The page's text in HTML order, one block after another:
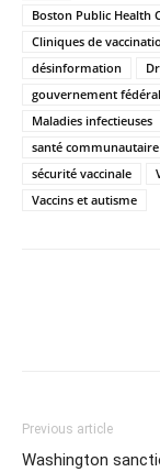
Boston Public Health
Cliniques de
désinformation
gouvernement fédéral
Maladies infectieuses
santé communautaire
sécurité vaccinale
Vaccins et autisme
Previous article
Washington